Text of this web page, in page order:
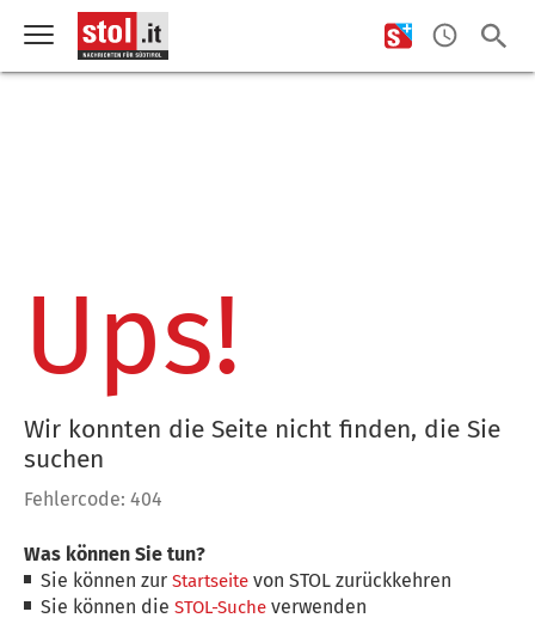
Ups!
Wir konnten die Seite nicht finden, die Sie
suchen
Fehlercode: 404
Was können Sie tun?
Sie können zurStartseite von STOL zurückkehren
Sie können dieSTOL-Suche verwenden